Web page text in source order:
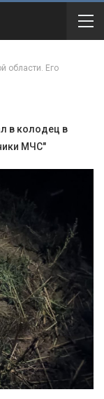
области. Его
в колодец в
МЧС"